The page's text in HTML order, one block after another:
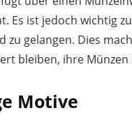
Es ist jedoch wichtig
zu gelangen. Dies
bleiben, ihre Münzen
Motive